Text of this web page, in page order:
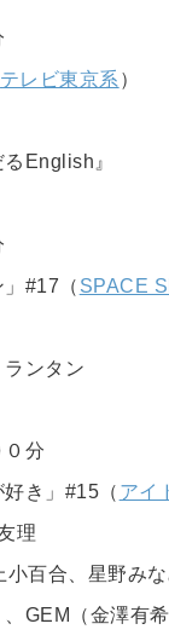
テレビ東京系 ）
English』
」#17（ SPACE
ンタン
０分
好き」#15（ アイ
理
百合、星野み
GEM（金澤有